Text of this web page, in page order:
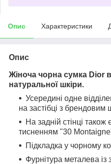
Опис Характеристики
Опис
Жіноча чорна сумка Dior
натуральної шкіри.
Усередині одне
на застібці з
На задній стінці
тисненням "30
Підкладка у чорному
Фурнітура металева із